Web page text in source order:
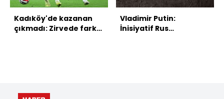
Kadıköy'de kazanan
çıkmadı: Zirvede fark
Vladimir Putin:
İnisiyatif Rus